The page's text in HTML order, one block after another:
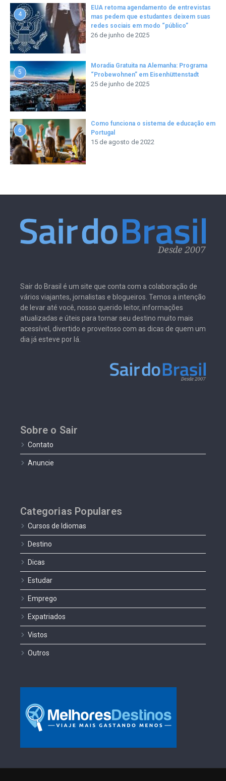
4
EUA retoma agendamento de entrevistas
mas pedem que estudantes deixem suas
redes sociais em modo “público”
26 de junho de 2025
5
Moradia Gratuita na Alemanha: Programa
“Probewohnen” em Eisenhüttenstadt
25 de junho de 2025
6
Como funciona o sistema de educação em
Portugal
15 de agosto de 2022
Sair do Brasil é um site que conta com a colaboração de
vários viajantes, jornalistas e blogueiros. Temos a intenção
de levar até você, nosso querido leitor, informações
atualizadas e úteis para tornar seu destino muito mais
acessível, divertido e proveitoso com as dicas de quem um
dia já esteve por lá.
Sobre o Sair
Contato
Anuncie
Categorias Populares
Cursos de Idiomas
Destino
Dicas
Estudar
Emprego
Expatriados
Vistos
Outros